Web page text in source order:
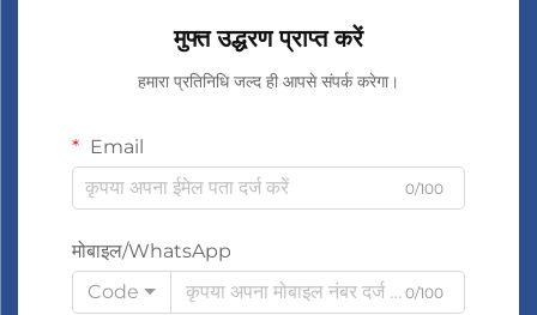
मुफ्त उद्धरण प्राप्त करें
हमारा प्रतिनिधि जल्द ही आपसे संपर्क करेगा।
Email
0/100
मोबाइल/WhatsApp
Code
0/100